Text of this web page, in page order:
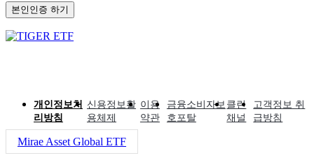
본인인증 하기
개인정보처
리방침
신용정보활
용체제
이용
약관
금융소비자보
호포탈
클린
채널
고객정보 취
급방침
Mirae Asset Global ETF